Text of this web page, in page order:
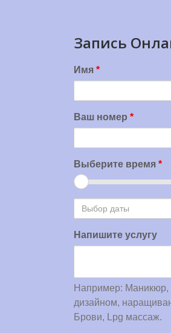
Запись
Имя*
Ваш номер*
Выберите время*
Выбор
даты
Напишите услугу
Например: Маникюр,
дизайном,
Брови, Lpg массаж.